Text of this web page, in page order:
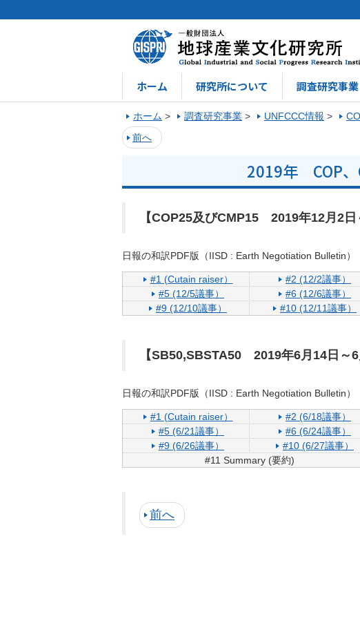
ホーム 研究所について 調査研究事業
ホーム > 調査研究事業 > UNFCCC情報 >
前へ
2019年 COP、
【COP25及びCMP15 2019年12月2日
日報の和訳PDF版（IISD : Earth Negotiation Bulletin）
#1 (Cutain raiser） #2 (12/2議事）
#5 (12/5議事）
#6 (12/6議事）
#9 (12/10議事）
#10 (12/11議事）
【SB50,SBSTA50 2019年6月14日～6
日報の和訳PDF版（IISD : Earth Negotiation Bulletin）
#1 (Cutain raiser） #2 (6/18議事）
#5 (6/21議事）
#6 (6/24議事）
#9 (6/26議事）
#10 (6/27議事）
#11 Summary (要約)
前へ